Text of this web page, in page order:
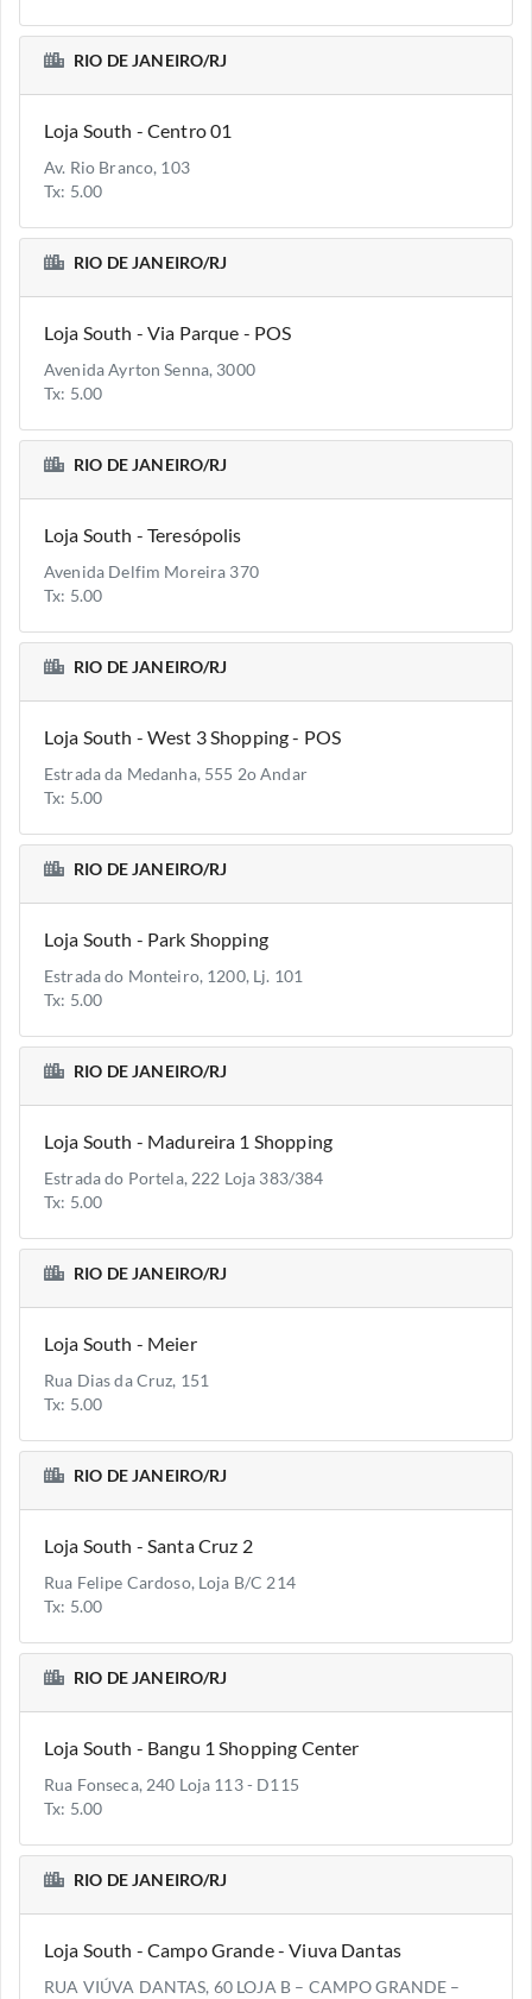
RIO DE JANEIRO/RJ
Loja South - Centro 01
Av. Rio Branco, 103
Tx: 5.00
RIO DE JANEIRO/RJ
Loja South - Via Parque - POS
Avenida Ayrton Senna, 3000
Tx: 5.00
RIO DE JANEIRO/RJ
Loja South - Teresópolis
Avenida Delfim Moreira 370
Tx: 5.00
RIO DE JANEIRO/RJ
Loja South - West 3 Shopping - POS
Estrada da Medanha, 555 2o Andar
Tx: 5.00
RIO DE JANEIRO/RJ
Loja South - Park Shopping
Estrada do Monteiro, 1200, Lj. 101
Tx: 5.00
RIO DE JANEIRO/RJ
Loja South - Madureira 1 Shopping
Estrada do Portela, 222 Loja 383/384
Tx: 5.00
RIO DE JANEIRO/RJ
Loja South - Meier
Rua Dias da Cruz, 151
Tx: 5.00
RIO DE JANEIRO/RJ
Loja South - Santa Cruz 2
Rua Felipe Cardoso, Loja B/C 214
Tx: 5.00
RIO DE JANEIRO/RJ
Loja South - Bangu 1 Shopping Center
Rua Fonseca, 240 Loja 113 - D115
Tx: 5.00
RIO DE JANEIRO/RJ
Loja South - Campo Grande - Viuva Dantas
RUA VIÚVA DANTAS, 60 LOJA B – CAMPO GRANDE –